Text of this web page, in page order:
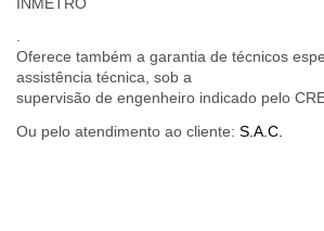
Oferece também a garantia de técnicos
assistência técnica, sob a
supervisão de engenheiro indicado pelo
Ou pelo atendimento ao cliente: S.A.C.